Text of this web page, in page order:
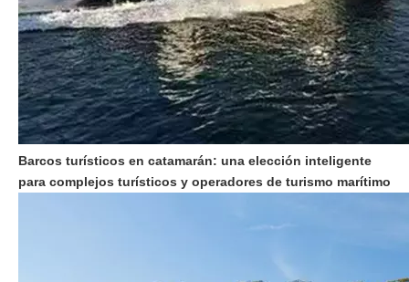
Barcos turísticos en catamarán: una elección inteligente
para complejos turísticos y operadores de turismo marítimo